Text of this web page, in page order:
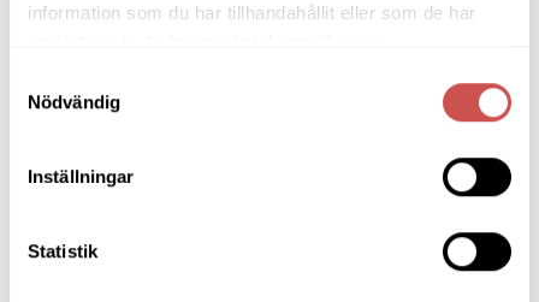
information som du har tillhandahållit eller som de har
Nödvändig
Inställningar
Statistik
Barstolar & Barpallar
Byråer